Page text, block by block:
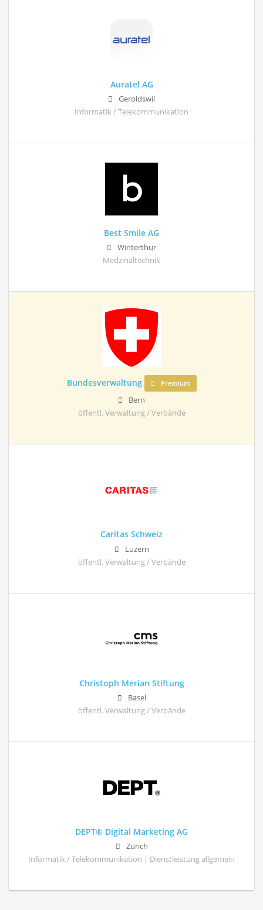
Auratel AG
Geroldswil
Informatik / Telekommunikation
Best Smile AG
Winterthur
Medzinaltechnik
Bundesverwaltung Premium
Bern
öffentl. Verwaltung / Verbände
Caritas Schweiz
Luzern
öffentl. Verwaltung / Verbände
Christoph Merian Stiftung
Basel
öffentl. Verwaltung / Verbände
DEPT® Digital Marketing AG
Zürich
Informatik / Telekommunikation | Dienstleistung allgemein